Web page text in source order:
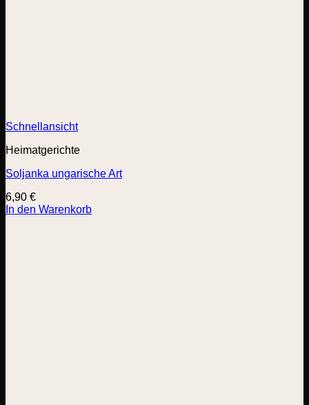
Schnellansicht
Heimatgerichte
Soljanka ungarische Art
6,90 €
In den Warenkorb